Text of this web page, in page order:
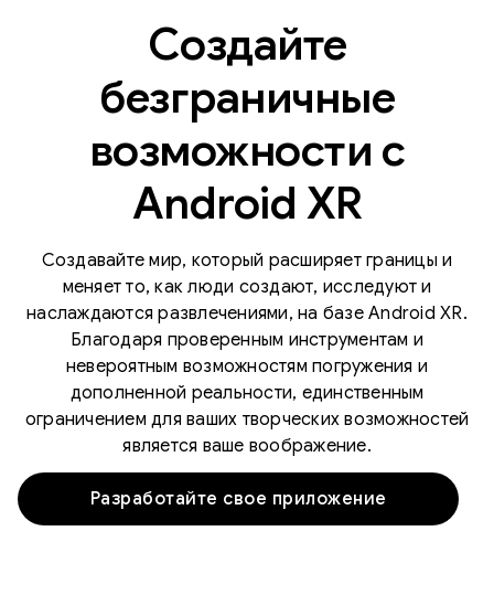
Создайте
безграничные
возможности с
Android XR
Создавайте мир, который расширяет границы и
меняет то, как люди создают, исследуют и
наслаждаются развлечениями, на базе Android XR.
Благодаря проверенным инструментам и
невероятным возможностям погружения и
дополненной реальности, единственным
ограничением для ваших творческих возможностей
является ваше воображение.
Разработайте свое приложение